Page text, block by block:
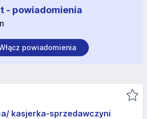
- powiadomienia
powiadomienia
kasjerka-sprzedawczyni